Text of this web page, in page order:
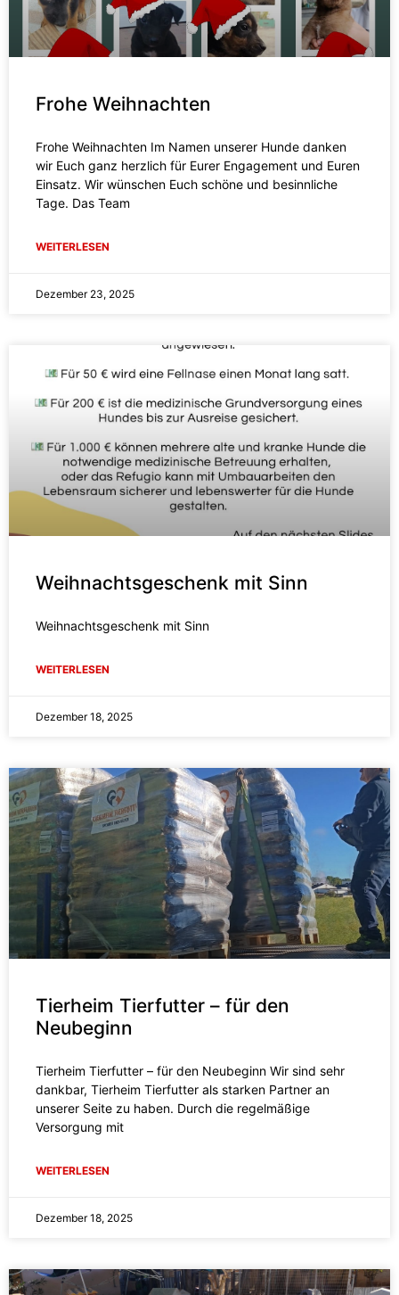
Frohe Weihnachten
Frohe Weihnachten Im Namen unserer Hunde danken
wir Euch ganz herzlich für Eurer Engagement und Euren
Einsatz. Wir wünschen Euch schöne und besinnliche
Tage. Das Team
WEITERLESEN
Dezember 23, 2025
Weihnachtsgeschenk mit Sinn
Weihnachtsgeschenk mit Sinn
WEITERLESEN
Dezember 18, 2025
Tierheim Tierfutter – für den
Neubeginn
Tierheim Tierfutter – für den Neubeginn Wir sind sehr
dankbar, Tierheim Tierfutter als starken Partner an
unserer Seite zu haben. Durch die regelmäßige
Versorgung mit
WEITERLESEN
Dezember 18, 2025